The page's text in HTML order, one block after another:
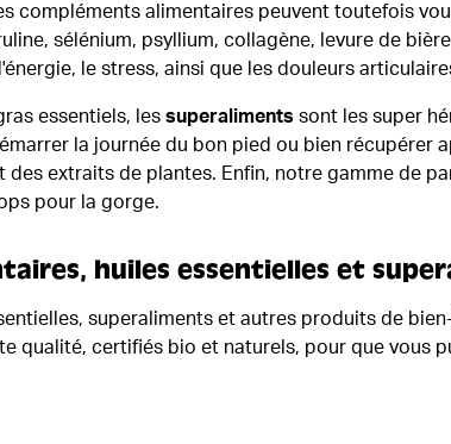
compléments alimentaires peuvent toutefois
sélénium, psyllium, collagène, levure de
le stress, ainsi que les douleurs
essentiels, les superaliments sont les super
la journée du bon pied ou bien récupérer
extraits de plantes. Enfin, notre gamme de
pour la gorge.
huiles essentielles et
superaliments et autres produits de
qualité, certifiés bio et naturels, pour que vous